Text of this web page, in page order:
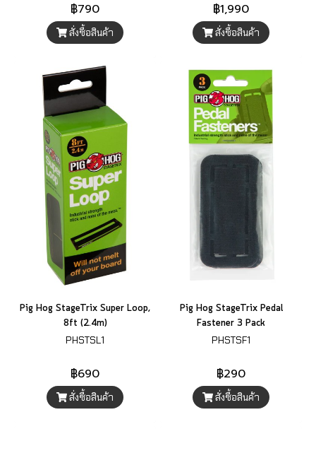
฿790
สั่งซื้อสินค้า
฿1,990
สั่งซื้อสินค้า
Pig Hog StageTrix Super Loop,
8ft (2.4m)
PHSTSL1
฿690
สั่งซื้อสินค้า
Pig Hog StageTrix Pedal
Fastener 3 Pack
PHSTSF1
฿290
สั่งซื้อสินค้า